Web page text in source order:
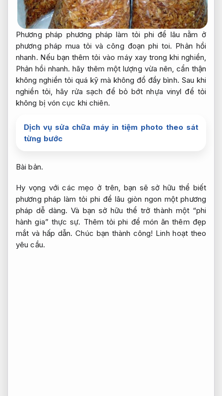
Phương pháp phương pháp làm tỏi phi để lâu nằm ở
phương pháp mua tỏi và công đoạn phi toi. Phản hồi
nhanh. Nếu bạn thêm tỏi vào máy xay trong khi nghiền,
Phản hồi nhanh. hãy thêm một lượng vừa nên, cẩn thận
không nghiền tỏi quá kỹ mà không đổ đầy bình. Sau khi
nghiền tỏi, hãy rửa sạch để bỏ bớt nhựa vinyl để tỏi
không bị vón cục khi chiên.
Dịch vụ sửa chữa máy in tiệm photo theo sát
từng bước
Bài bản.
Hy vọng với các mẹo ở trên, bạn sẽ sở hữu thể biết
phương pháp làm tỏi phi để lâu giòn ngon một phương
pháp dễ dàng. Và bạn sở hữu thể trở thành một “phi
hành gia” thực sự. Thêm tỏi phi để món ăn thêm đẹp
mắt và hấp dẫn. Chúc bạn thành công! Linh hoạt theo
yêu cầu.